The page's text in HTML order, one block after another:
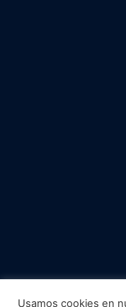
Usamos cookies en